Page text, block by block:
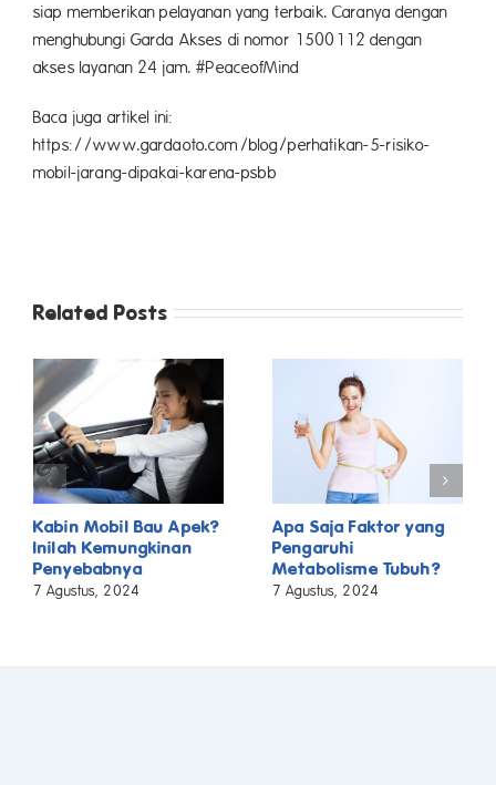
siap memberikan pelayanan yang terbaik. Caranya dengan
menghubungi Garda Akses di nomor 1500112 dengan
akses layanan 24 jam. #PeaceofMind
Baca juga artikel ini:
https://www.gardaoto.com/blog/perhatikan-5-risiko-
mobil-jarang-dipakai-karena-psbb
Related Posts
Kabin Mobil Bau Apek?
Inilah Kemungkinan
Penyebabnya
7 Agustus, 2024
Apa Saja Faktor yang
Pengaruhi
Metabolisme Tubuh?
7 Agustus, 2024